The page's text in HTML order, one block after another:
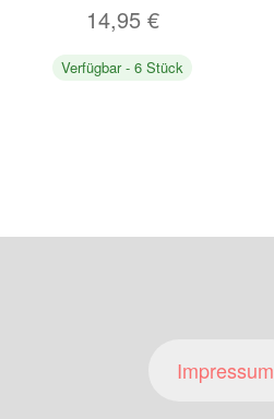
14,95 €
Verfügbar - 6 Stück
Impressum